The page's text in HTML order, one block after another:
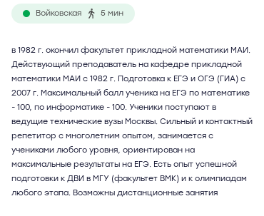
Войковская 5 мин
в 1982 г. окончил факультет прикладной математики МАИ.
Действующий преподаватель на кафедре прикладной
математики МАИ с 1982 г. Подготовка к ЕГЭ и ОГЭ (ГИА) с
2007 г. Максимальный балл ученика на ЕГЭ по математике
- 100, по информатике - 100. Ученики поступают в
ведущие технические вузы Москвы. Сильный и контактный
репетитор с многолетним опытом, занимается с
учениками любого уровня, ориентирован на
максимальные результаты на ЕГЭ. Есть опыт успешной
подготовки к ДВИ в МГУ (факультет ВМК) и к олимпиадам
любого этапа. Возможны дистанционные занятия